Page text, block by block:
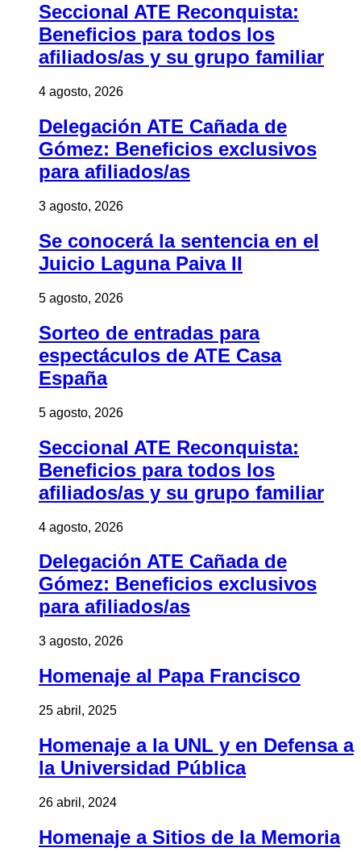
Seccional ATE Reconquista:
Beneficios para todos los
afiliados/as y su grupo familiar
4 agosto, 2026
Delegación ATE Cañada de
Gómez: Beneficios exclusivos
para afiliados/as
3 agosto, 2026
Se conocerá la sentencia en el
Juicio Laguna Paiva II
5 agosto, 2026
Sorteo de entradas para
espectáculos de ATE Casa
España
5 agosto, 2026
Seccional ATE Reconquista:
Beneficios para todos los
afiliados/as y su grupo familiar
4 agosto, 2026
Delegación ATE Cañada de
Gómez: Beneficios exclusivos
para afiliados/as
3 agosto, 2026
Homenaje al Papa Francisco
25 abril, 2025
Homenaje a la UNL y en Defensa a
la Universidad Pública
26 abril, 2024
Homenaje a Sitios de la Memoria